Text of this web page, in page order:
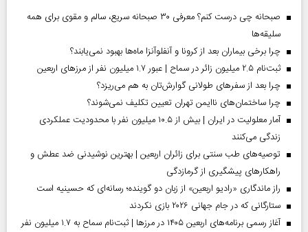
صبحانه چی درست کنم؟ معرفی ۳۰ صبحانه سریع، سالم و مقوی برای همه
سلیقه‌ها
چرا برخی بیماران بعد از کرونا و آنفلوآنزا ماه‌ها بهبود نمی‌یابند؟
ثبت‌نام ۲.۵ میلیون زائر در سماح | عبور ۱.۷ میلیون نفر از مرز‌های اربعین
چرا بعد از سفرهای طولانی گوارش‌تان به هم می‌ریزد؟
چرا ساختمان‌های ناایمن تهران تعیین تکلیف نمی‌شوند؟
آمار معلولیت در ایران | بیش از ۱۰.۵ میلیون نفر با محدودیت عملکردی
زندگی می‌کنند
توصیه‌های طب سنتی برای زائران اربعین | بهترین نوشیدنی ضد عطش و
راهکارهای پیشگیری از گرمازدگی
راز ماندگاری «رادیو اربعین» از زبان دو گوینده؛ رسانه‌ای که حسینیه است
ستارگانی که در جام جهانی ۲۰۲۶ بازی نکردند
آغاز رسمی برنامه‌های اربعین ۱۴۰۵ در مرز‌ها | ثبت‌نام سماح به ۱.۷ میلیون نفر